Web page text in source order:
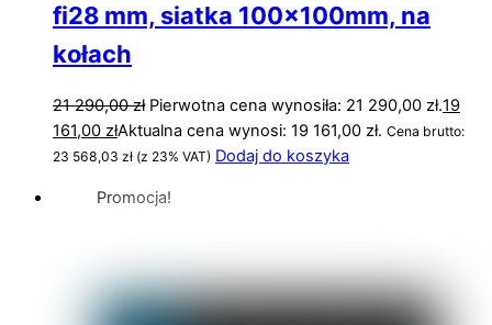
fi28 mm, siatka 100x100mm, na
kołach
21 290,00zł Pierwotna cena wynosiła: 21 290,00 zł.19
161,00 złAktualna cena wynosi: 19 161,00 zł. Cena brutto:
23 568,03 zł (z 23% VAT) Dodaj do koszyka
Promocja!